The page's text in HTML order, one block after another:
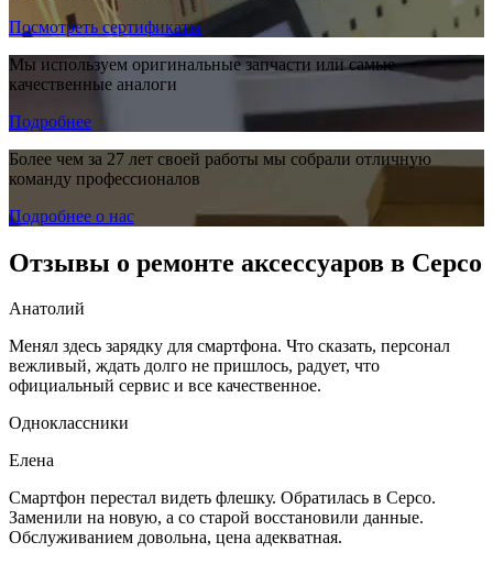
Посмотреть сертификаты
Мы используем оригинальные запчасти или самые
качественные аналоги
Подробнее
Более чем за 27 лет своей работы мы собрали отличную
команду профессионалов
Подробнее о нас
Отзывы о ремонте аксессуаров в Серсо
Анатолий
Менял здесь зарядку для смартфона. Что сказать, персонал
вежливый, ждать долго не пришлось, радует, что
официальный сервис и все качественное.
Одноклассники
Елена
Смартфон перестал видеть флешку. Обратилась в Серсо.
Заменили на новую, а со старой восстановили данные.
Обслуживанием довольна, цена адекватная.